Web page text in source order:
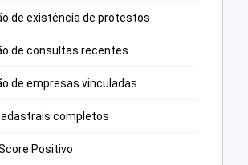
de existência de protestos
de consultas recentes
de empresas vinculadas
completos
Positivo